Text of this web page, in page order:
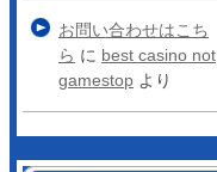
お問い合わせはこち
ら に best casino not
gamestop より